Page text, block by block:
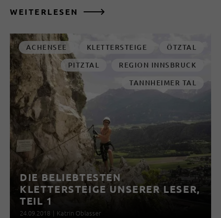
WEITERLESEN
ACHENSEE KLETTERSTEIGE
ÖTZTAL
PITZTAL
REGION INNSBRUCK
TANNHEIMER TAL
DIE BELIEBTESTEN
KLETTERSTEIGE UNSERER LESER,
TEIL 1
24.09.2018 | Katrin Oblasser